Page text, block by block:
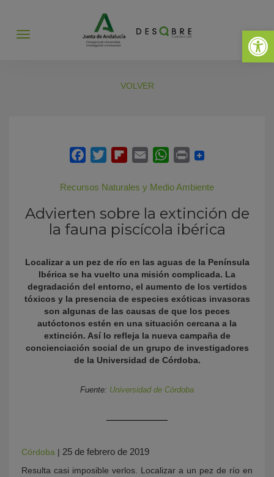
Abrir
Abrir
VOLVER
Recursos Naturales y Medio Ambiente
Advierten sobre la extinción de
la fauna piscícola ibérica
Localizar a un pez de río en las aguas de la Península
Ibérica se ha vuelto una misión complicada. La
degradación del entorno, el aumento de los vertidos
tóxicos y la presencia de especies exóticas invasoras
son algunas de las causas de que los peces
autóctonos estén en una situación cercana a la
extinción. Así lo refleja la nueva campaña de
concienciación social de un grupo de investigadores
de la Universidad de Córdoba.
Fuente: Universidad de Córdoba
Córdoba | 25 de febrero de 2019
Resulta casi imposible verlos. Localizar a un pez de río en